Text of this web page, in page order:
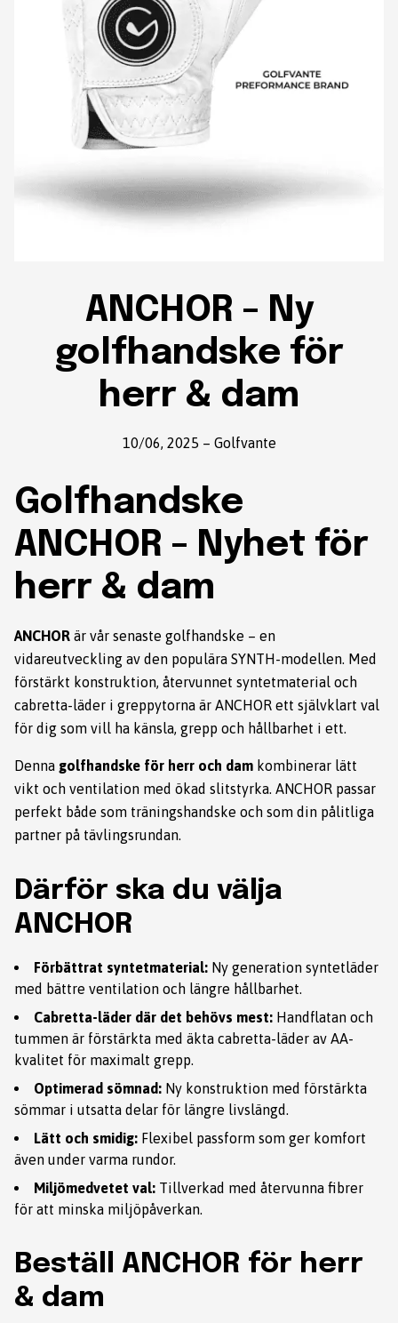
ANCHOR – Ny
golfhandske för
herr & dam
10/06, 2025 – Golfvante
Golfhandske
ANCHOR – Nyhet för
herr & dam
ANCHOR är vår senaste golfhandske – en
vidareutveckling av den populära SYNTH-modellen. Med
förstärkt konstruktion, återvunnet syntetmaterial och
cabretta-läder i greppytorna är ANCHOR ett självklart val
för dig som vill ha känsla, grepp och hållbarhet i ett.
Denna golfhandske för herr och dam kombinerar lätt
vikt och ventilation med ökad slitstyrka. ANCHOR passar
perfekt både som träningshandske och som din pålitliga
partner på tävlingsrundan.
Därför ska du välja
ANCHOR
Förbättrat syntetmaterial: Ny generation syntetläder
med bättre ventilation och längre hållbarhet.
Cabretta-läder där det behövs mest: Handflatan och
tummen är förstärkta med äkta cabretta-läder av AA-
kvalitet för maximalt grepp.
Optimerad sömnad: Ny konstruktion med förstärkta
sömmar i utsatta delar för längre livslängd.
Lätt och smidig: Flexibel passform som ger komfort
även under varma rundor.
Miljömedvetet val: Tillverkad med återvunna fibrer
för att minska miljöpåverkan.
Beställ ANCHOR för herr
& dam